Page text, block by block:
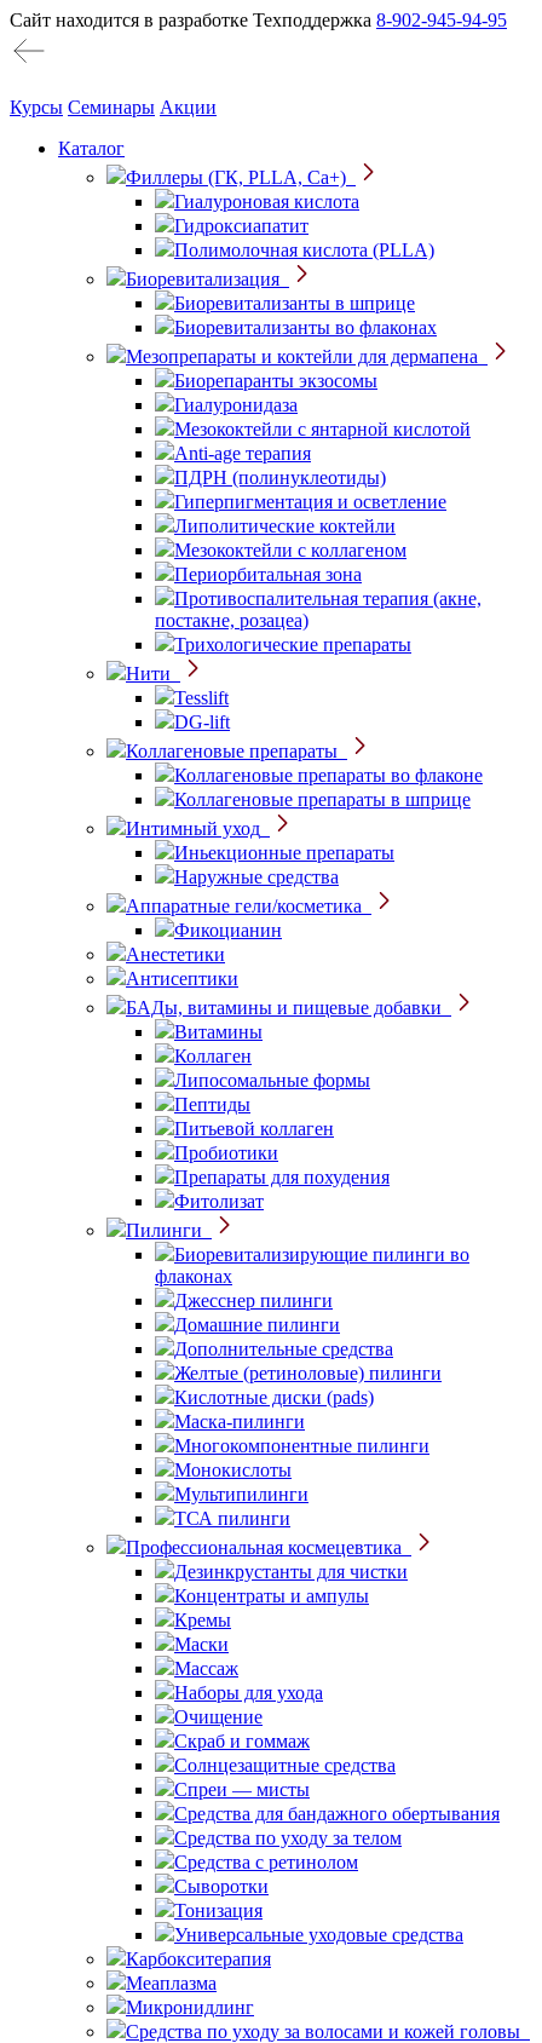
Сайт находится в разработке Техподдержка 8-902-945-94-95
Курсы Семинары Акции
Каталог
Филлеры (ГК, PLLA, Ca+)
Гиалуроновая кислота
Гидроксиапатит
Полимолочная кислота (PLLA)
Биоревитализация
Биоревитализанты в шприце
Биоревитализанты во флаконах
Мезопрепараты и коктейли для дермапена
Биорепаранты экзосомы
Гиалуронидаза
Мезококтейли с янтарной кислотой
Anti-age терапия
ПДРН (полинуклеотиды)
Гиперпигментация и осветление
Липолитические коктейли
Мезококтейли с коллагеном
Периорбитальная зона
Противоспалительная терапия (акне,
постакне, розацеа)
Трихологические препараты
Нити
Tesslift
DG-lift
Коллагеновые препараты
Коллагеновые препараты во флаконе
Коллагеновые препараты в шприце
Интимный уход
Иньекционные препараты
Наружные средства
Аппаратные гели/косметика
Фикоцианин
Анестетики
Антисептики
БАДы, витамины и пищевые добавки
Витамины
Коллаген
Липосомальные формы
Пептиды
Питьевой коллаген
Пробиотики
Препараты для похудения
Фитолизат
Пилинги
Биоревитализирующие пилинги во
флаконах
Джесснер пилинги
Домашние пилинги
Дополнительные средства
Желтые (ретиноловые) пилинги
Кислотные диски (pads)
Маска-пилинги
Многокомпонентные пилинги
Монокислоты
Мультипилинги
ТСА пилинги
Профессиональная космецевтика
Дезинкрустанты для чистки
Концентраты и ампулы
Кремы
Маски
Массаж
Наборы для ухода
Очищение
Скраб и гоммаж
Солнцезащитные средства
Спреи — мисты
Средства для бандажного обертывания
Средства по уходу за телом
Средства с ретинолом
Сыворотки
Тонизация
Универсальные уходовые средства
Карбокситерапия
Меаплазма
Микронидлинг
Средства по уходу за волосами и кожей головы